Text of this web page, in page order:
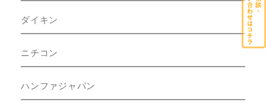
ダイキン
ニチコン
ハンファジャパン